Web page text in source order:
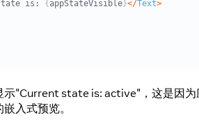
示"Current state is: active"，这是因
入式预览。